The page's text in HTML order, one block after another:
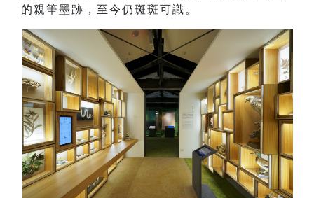
的親筆墨跡，至今仍斑斑可識。